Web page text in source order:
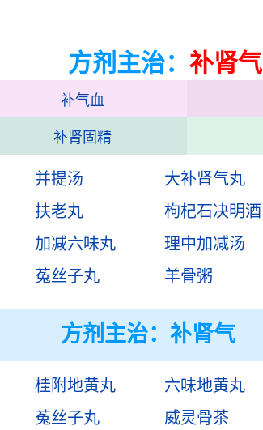
方剂主治： 补肾气
补气血
补肾固精
并提汤 大补肾气丸
扶老丸 枸杞石决明酒
加减六味丸 理中加减汤
菟丝子丸 羊骨粥
方剂主治： 补肾气
桂附地黄丸 六味地黄丸
菟丝子丸 威灵骨茶